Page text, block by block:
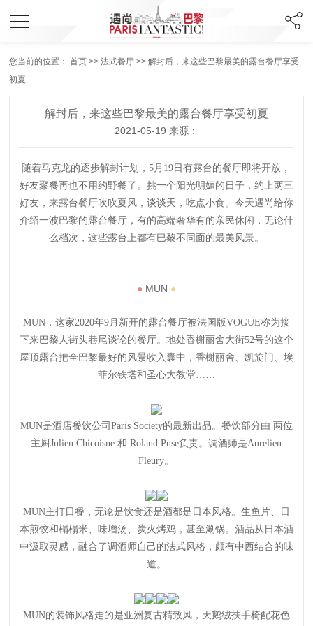
您当前的位置：首页 >>法式餐厅 >> 解封后，来这些巴黎最美的露台餐厅享受
初夏
解封后，来这些巴黎最美的露台餐厅享受初夏
2021-05-19 来源：
随着马克龙的逐步解封计划，5月19日有露台的餐厅即将开放，
好友聚餐再也不用约野餐了。挑一个阳光明媚的日子，约上两三
好友，来露台餐厅吹吹夏风，谈谈天，吃点小食。今天遇尚给你
介绍一波巴黎的露台餐厅，有的高端奢华有的亲民休闲，无论什
么档次，这些露台上都有巴黎不同面的最美风景。
● MUN ●
MUN，这家2020年9月新开的露台餐厅被法国版VOGUE称为接
下来巴黎人街头巷尾谈论的餐厅。地处香榭丽舍大街52号的这个
屋顶露台把全巴黎最好的风景收入囊中，香榭丽舍、凯旋门、埃
菲尔铁塔和圣心大教堂……
MUN是酒店餐饮公司Paris Society的最新出品。餐饮部分由 两位
主厨Julien Chicoisne 和 Roland Puse负责。调酒师是Aurelien
Fleury。
MUN主打日餐，无论是饮食还是酒都是日本风格。生鱼片、日
本煎饺和榻榻米、味增汤、炭火烤鸡，甚至涮锅。酒品从日本酒
中汲取灵感，融合了调酒师自己的法式风格，颇有中西结合的味
道。
MUN的装饰风格走的是亚洲复古精致风，天鹅绒扶手椅配花色